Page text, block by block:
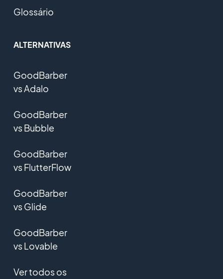
Glossário
ALTERNATIVAS
GoodBarber
vs Adalo
GoodBarber
vs Bubble
GoodBarber
vs FlutterFlow
GoodBarber
vs Glide
GoodBarber
vs Lovable
Ver todos os